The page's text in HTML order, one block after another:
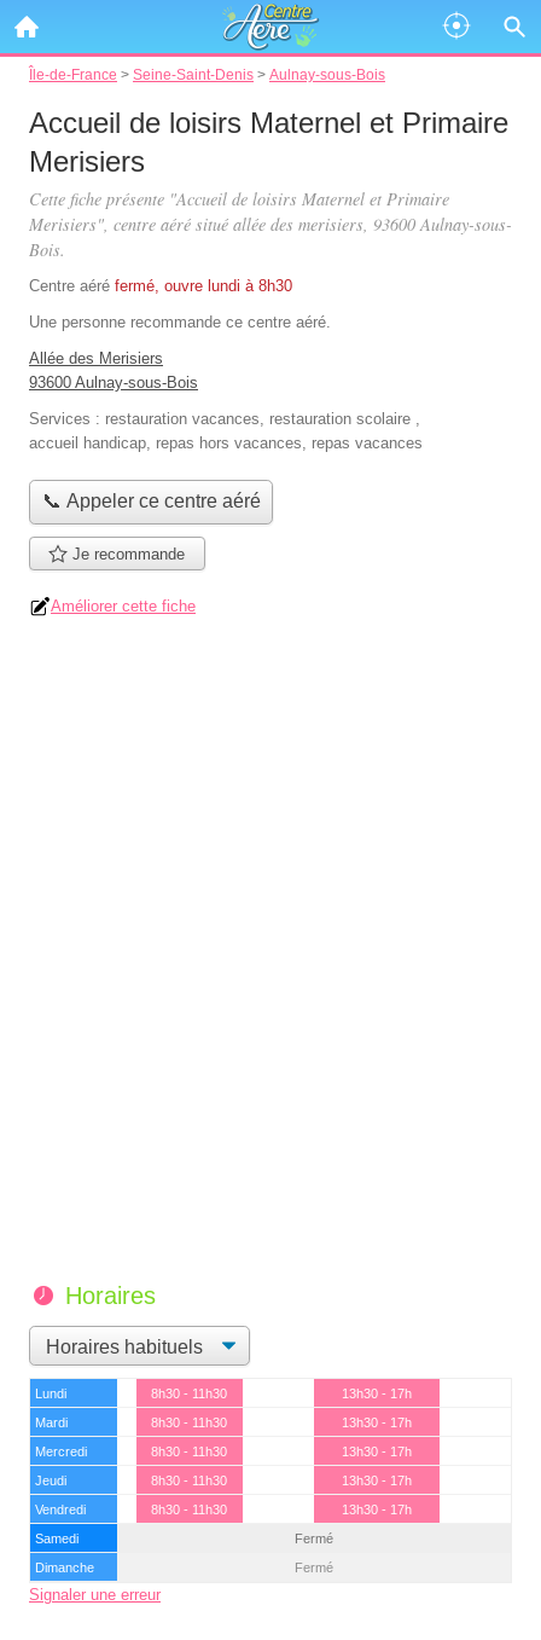
Île-de-France > Seine-Saint-Denis > Aulnay-sous-Bois
Accueil de loisirs Maternel et Primaire
Merisiers
Cette fiche présente "Accueil de loisirs Maternel et Primaire
Merisiers", centre aéré situé allée des merisiers, 93600 Aulnay-sous-
Bois.
Centre aéré fermé, ouvre lundi à 8h30
Une personne recommande ce centre aéré.
Allée des Merisiers
93600 Aulnay-sous-Bois
Services : restauration vacances, restauration scolaire ,
accueil handicap, repas hors vacances, repas vacances
📞 Appeler ce centre aéré
Je recommande
Améliorer cette fiche
Horaires
Lundi 8h30 - 11h30
13h30 - 17h
Mardi
8h30 - 11h30
13h30 - 17h
Mercredi
8h30 - 11h30
13h30 - 17h
Jeudi
8h30 - 11h30
13h30 - 17h
Vendredi
8h30 - 11h30
13h30 - 17h
Samedi
Fermé
Dimanche
Fermé
Signaler une erreur